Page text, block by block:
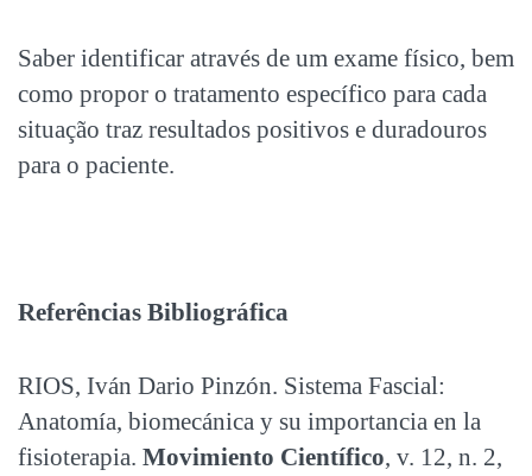
Saber identificar através de um exame físico, bem
como propor o tratamento específico para cada
situação traz resultados positivos e duradouros
para o paciente.
Referências Bibliográfica
RIOS, Iván Dario Pinzón. Sistema Fascial:
Anatomía, biomecánica y su importancia en la
fisioterapia. Movimiento Científico, v. 12, n. 2,